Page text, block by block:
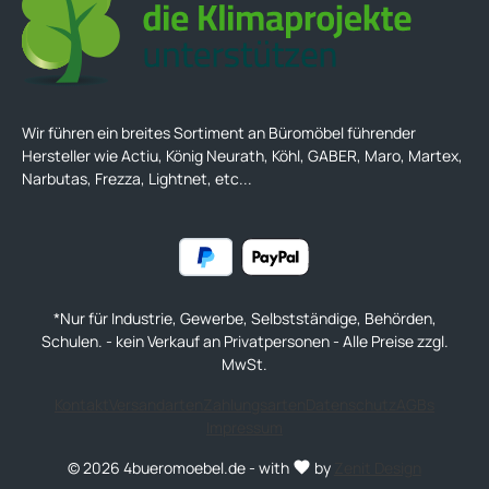
Wir führen ein breites Sortiment an Büromöbel führender
Hersteller wie Actiu, König Neurath, Köhl, GABER, Maro, Martex,
Narbutas, Frezza, Lightnet, etc...
*Nur für Industrie, Gewerbe, Selbstständige, Behörden,
Schulen. - kein Verkauf an Privatpersonen - Alle Preise zzgl.
MwSt.
© 2026 4bueromoebel.de - with by